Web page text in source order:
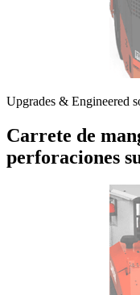
Upgrades & Engineered
Carrete de
perforaciones